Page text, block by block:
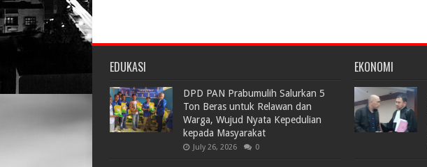
EDUKASI
DPD PAN Prabumulih Salurkan 5
Ton Beras untuk Relawan dan
Warga, Wujud Nyata Kepedulian
kepada Masyarakat
July 26, 2026 0
EKONOMI